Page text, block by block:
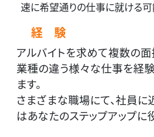
速に希望通りの仕事に就ける可
経 験
アルバイトを求めて複数の
業種の違う様々な仕事を経験
ます。
さまざまな職場にて、社員
はあなたのステップアップに